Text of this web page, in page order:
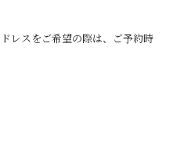
レスをご希望の際は、ご予約時